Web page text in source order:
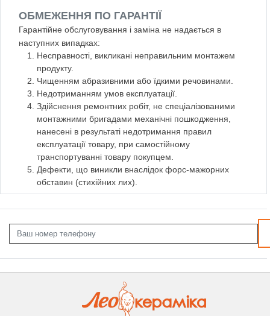
ОБМЕЖЕННЯ ПО ГАРАНТІЇ
Гарантійне обслуговування і заміна не надається в
наступних випадках:
Несправності, викликані неправильним монтажем
продукту.
Чищенням абразивними або їдкими речовинами.
Недотриманням умов експлуатації.
Здійснення ремонтних робіт, не спеціалізованими
монтажними бригадами механічні пошкодження,
нанесені в результаті недотримання правил
експлуатації товару, при самостійному
транспортуванні товару покупцем.
Дефекти, що виникли внаслідок форс-мажорних
обставин (стихійних лих).